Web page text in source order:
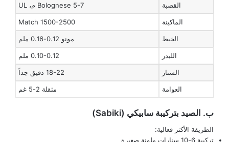
القصبة Bolognese 5-7 م، UL
الماكينة Match 1500-2500
الخيط مونو 0.12-0.16 ملم
الليدر 0.10-0.12 ملم
السنار 18-22 دقيق جداً
العوامة مثقلة 2-5 غم
ب. الصيد بتركيبة سابيكي (Sabiki)
الطريقة الأكثر فعالية:
تركيبة 6-10 سنارات ملونة صغيرة